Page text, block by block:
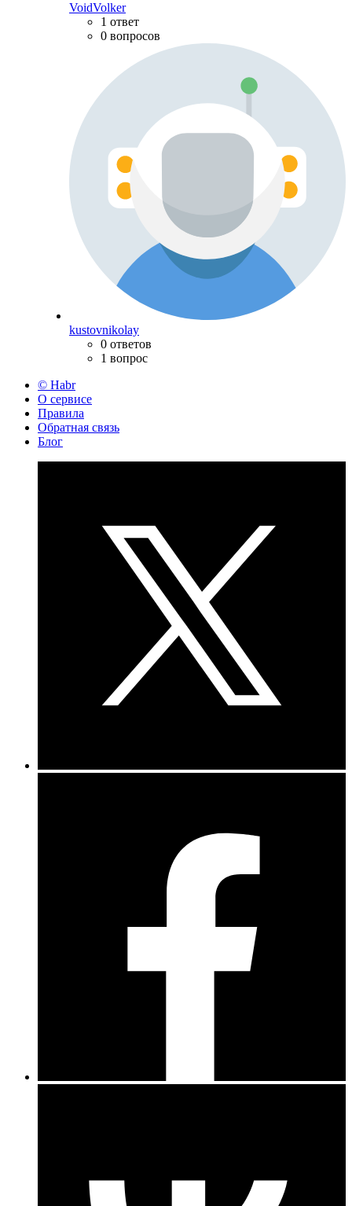
VoidVolker
1 ответ
0 вопросов
kustovnikolay
0 ответов
1 вопрос
© Habr
О сервисе
Правила
Обратная связь
Блог